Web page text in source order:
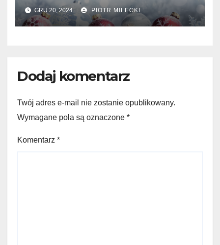
GRU 20, 2024 PIOTR MILECKI
Dodaj komentarz
Twój adres e-mail nie zostanie opublikowany.
Wymagane pola są oznaczone *
Komentarz *